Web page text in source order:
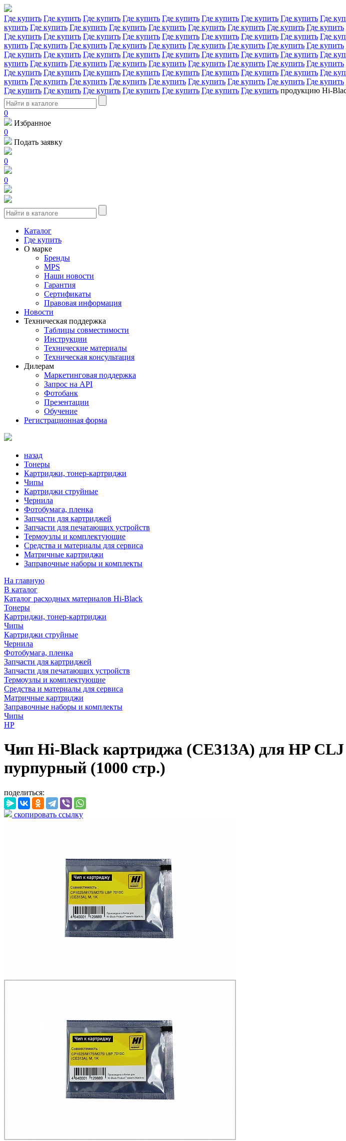
Где купить Где купить Где купить Где купить Где купить Где купить Где купить Где купить Где
купить Где купить Где купить Где купить Где купить Где купить Где купить Где купить Где купить
Где купить Где купить Где купить Где купить Где купить Где купить Где купить Где купить Где
купить Где купить Где купить Где купить Где купить Где купить Где купить Где купить Где купить
Где купить Где купить Где купить Где купить Где купить Где купить Где купить Где купить Где
купить Где купить Где купить Где купить Где купить Где купить Где купить Где купить Где купить
Где купить Где купить Где купить Где купить Где купить Где купить Где купить Где купить Где
купить Где купить Где купить Где купить Где купить Где купить Где купить Где купить Где купить
Где купить Где купить Где купить Где купить Где купить Где купить Где купить продукцию Hi-
0
Избранное
0
Подать заявку
0
0
Каталог
Где купить
О марке
Бренды
MPS
Наши новости
Гарантия
Сертификаты
Правовая информация
Новости
Техническая поддержка
Таблицы совместимости
Инструкции
Технические материалы
Техническая консультация
Дилерам
Маркетинговая поддержка
Запрос на API
Фотобанк
Презентации
Обучение
Регистрационная форма
назад
Тонеры
Картриджи, тонер-картриджи
Чипы
Картриджи струйные
Чернила
Фотобумага, пленка
Запчасти для картриджей
Запчасти для печатающих устройств
Термоузлы и комплектующие
Средства и материалы для сервиса
Матричные картриджи
Заправочные наборы и комплекты
На главную
В каталог
Каталог расходных материалов Hi-Black
Тонеры
Картриджи, тонер-картриджи
Чипы
Картриджи струйные
Чернила
Фотобумага, пленка
Запчасти для картриджей
Запчасти для печатающих устройств
Термоузлы и комплектующие
Средства и материалы для сервиса
Матричные картриджи
Заправочные наборы и комплекты
Чипы
HP
Чип Hi-Black картриджа (CE313A) для HP
пурпурный (1000 стр.)
поделиться:
скопировать ссылку